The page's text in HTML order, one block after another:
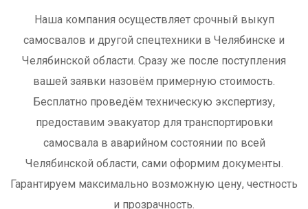
Наша компания осуществляет срочный выкуп
самосвалов и другой спецтехники в Челябинске и
Челябинской области. Сразу же после поступления
вашей заявки назовём примерную стоимость.
Бесплатно проведём техническую экспертизу,
предоставим эвакуатор для транспортировки
самосвала в аварийном состоянии по всей
Челябинской области, сами оформим документы.
Гарантируем максимально возможную цену, честность
и прозрачность.